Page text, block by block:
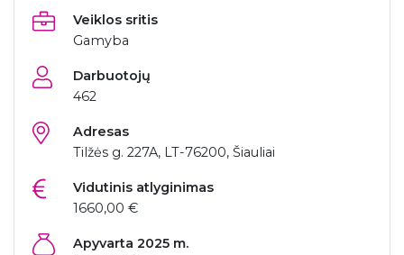
Veiklos sritis
Gamyba
Darbuotojų
462
Adresas
Tilžės g. 227A, LT-76200, Šiauliai
Vidutinis atlyginimas
1660,00 €
Apyvarta 2025 m.